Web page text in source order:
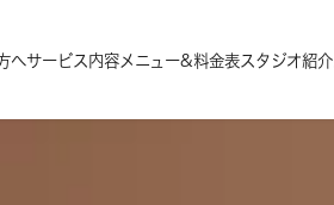
へサービス内容 メニュー&料金表スタジオ紹介